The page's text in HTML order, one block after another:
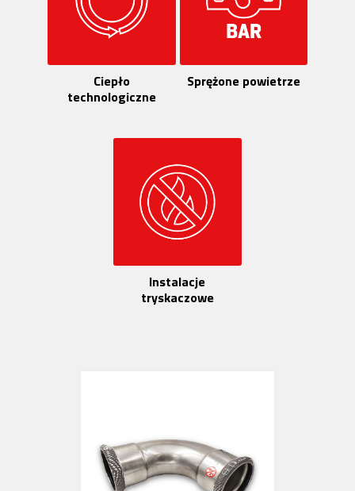
Ciepło
technologiczne
Sprężone powietrze
Instalacje
tryskaczowe